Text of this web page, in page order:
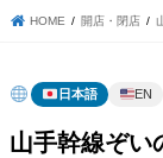
HOME 開店・閉店
日本語 EN
山手幹線ぞい